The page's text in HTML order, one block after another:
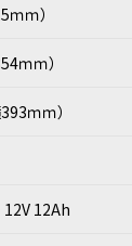
ｍ）
ｍｍ）
ｍｍ）
12V 12Ah